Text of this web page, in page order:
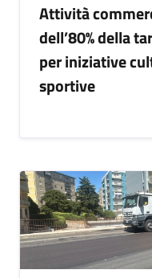
Attività
dell’80% della
per iniziative
sportive